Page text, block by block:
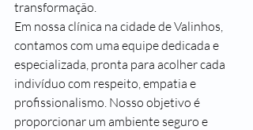
transformação.
Em nossa clínica na cidade de Valinhos,
contamos com uma equipe dedicada e
especializada, pronta para acolher cada
indivíduo com respeito, empatia e
profissionalismo. Nosso objetivo é
proporcionar um ambiente seguro e